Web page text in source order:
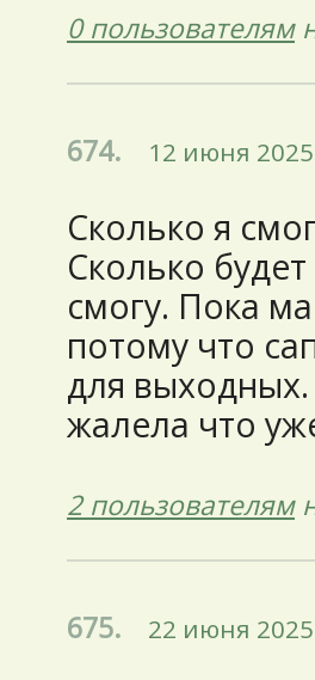
0 пользователям
674. 12 июня
Сколько я
Сколько
смогу. Пока
потому что
для
жалела что
2 пользователям
675. 22 июня